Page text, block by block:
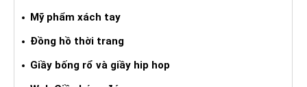
Mỹ phẩm xách tay
Đồng hồ thời trang
Giầy bống rổ và giầy hip hop